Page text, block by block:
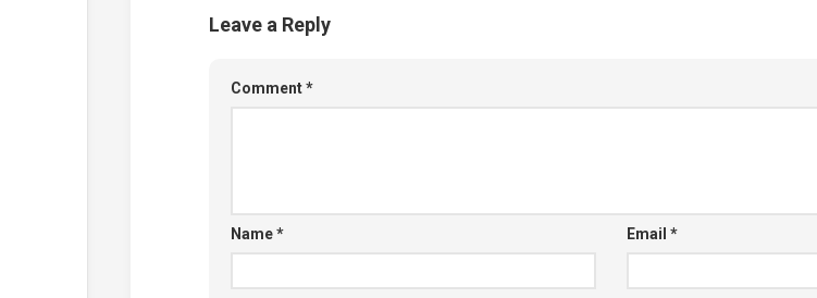
Leave a Reply
Comment*
Name* Email *